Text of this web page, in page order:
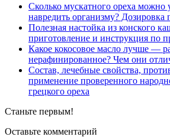
Сколько мускатного ореха можно
навредить организму? Дозировка
Полезная настойка из конского
приготовление и инструкция по
Какое кокосовое масло лучше —
нерафинированное? Чем они
Состав, лечебные свойства,
применение проверенного
грецкого ореха
Станьте первым!
Оставьте комментарий